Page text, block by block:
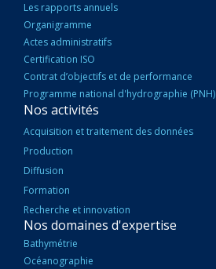
Les rapports annuels
Organigramme
Actes administratifs
Certification ISO
Contrat d’objectifs et de performance
Programme national d'hydrographie (PNH)
Nos activités
Acquisition et traitement des données
Production
Diffusion
Formation
Recherche et innovation
Nos domaines d'expertise
Bathymétrie
Océanographie